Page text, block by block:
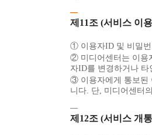
제11조 (서비스 이
① 이용자ID 및 비밀번
② 미디어센터는 이용
자ID를 변경하거나 타
③ 이용자에게 통보된
니다. 단, 미디어센터
제12조 (서비스 개